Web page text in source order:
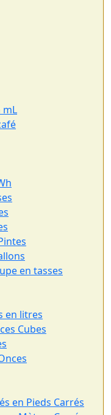
mL
en tasses
en litres
Cubes
en Pieds Carrés